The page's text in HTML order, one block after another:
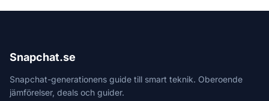
Snapchat.se
Snapchat-generationens guide till smart teknik. Oberoende
jämförelser, deals och guider.